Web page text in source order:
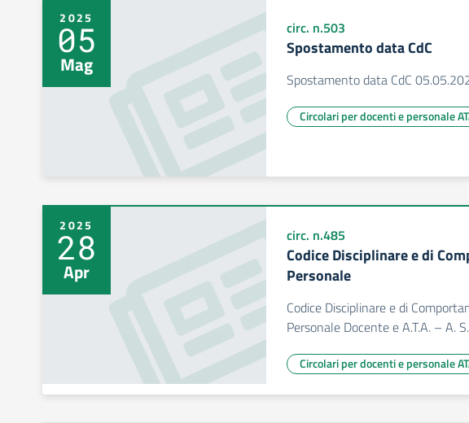
2025
05
Mag
circ. n.503
Spostamento data CdC
Spostamento data CdC
Circolari per docenti e personale
2025
28
Apr
circ. n.485
Codice Disciplinare e di
Personale
Codice Disciplinare e di
Personale Docente e A.T.A. – A.
Circolari per docenti e personale